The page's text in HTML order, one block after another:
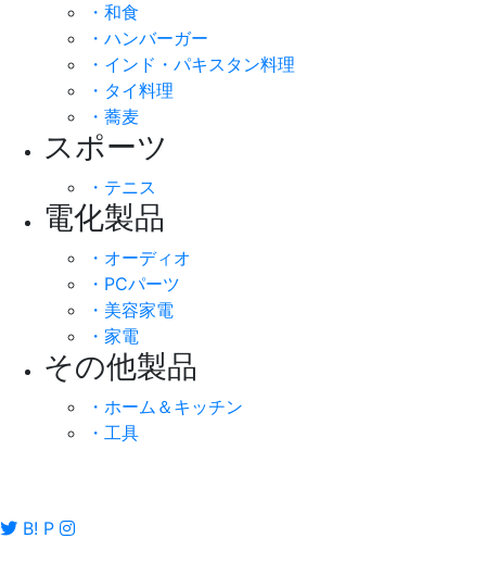
・和食
・ハンバーガー
・インド・パキスタン料理
・タイ料理
・蕎麦
スポーツ
・テニス
電化製品
・オーディオ
・PCパーツ
・美容家電
・家電
その他製品
・ホーム＆キッチン
・工具
B! P